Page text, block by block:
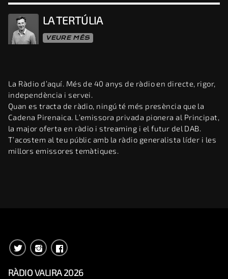
LA TERTÚLIA
VEURE MÉS
La Ràdio d’aquí. Més de 40 anys de ràdio en directe, rigor,
independència i servei.
Quan es tracta de ràdio, ningú té més presència que la
Cadena Pirenaica. L’emissora privada pionera al Principat,
la major oferta en ràdio i streaming i el futur del DAB.
T’acostem al teu públic amb la ràdio generalista líder i les
millors emissores temàtiques.
RÀDIO VALIRA 2026